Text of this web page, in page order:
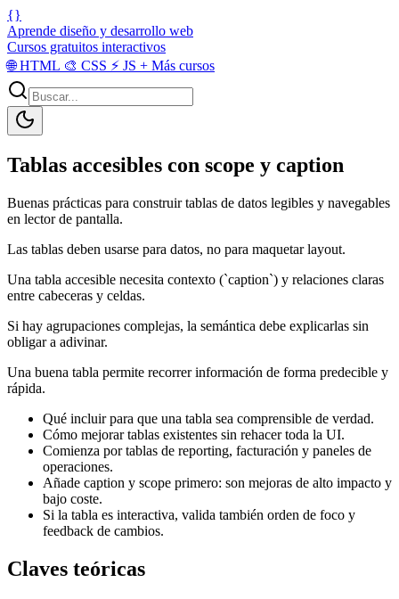
{}
Aprende diseño y desarrollo web
Cursos gratuitos interactivos
🌐HTML 🎨 CSS ⚡ JS + Más cursos
Tablas accesibles con scope y caption
Buenas prácticas para construir tablas de datos legibles y navegables
en lector de pantalla.
Las tablas deben usarse para datos, no para maquetar layout.
Una tabla accesible necesita contexto (`caption`) y relaciones claras
entre cabeceras y celdas.
Si hay agrupaciones complejas, la semántica debe explicarlas sin
obligar a adivinar.
Una buena tabla permite recorrer información de forma predecible y
rápida.
Qué incluir para que una tabla sea comprensible de verdad.
Cómo mejorar tablas existentes sin rehacer toda la UI.
Comienza por tablas de reporting, facturación y paneles de
operaciones.
Añade caption y scope primero: son mejoras de alto impacto y
bajo coste.
Si la tabla es interactiva, valida también orden de foco y
feedback de cambios.
Claves teóricas